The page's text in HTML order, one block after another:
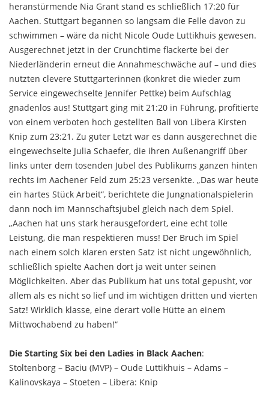
heranstürmende Nia Grant stand es schließlich 17:20 für
Aachen. Stuttgart begannen so langsam die Felle davon zu
schwimmen – wäre da nicht Nicole Oude Luttikhuis gewesen.
Ausgerechnet jetzt in der Crunchtime flackerte bei der
Niederländerin erneut die Annahmeschwäche auf – und dies
nutzten clevere Stuttgarterinnen (konkret die wieder zum
Service eingewechselte Jennifer Pettke) beim Aufschlag
gnadenlos aus! Stuttgart ging mit 21:20 in Führung, profitierte
von einem verboten hoch gestellten Ball von Libera Kirsten
Knip zum 23:21. Zu guter Letzt war es dann ausgerechnet die
eingewechselte Julia Schaefer, die ihren Außenangriff über
links unter dem tosenden Jubel des Publikums ganzen hinten
rechts im Aachener Feld zum 25:23 versenkte. „Das war heute
ein hartes Stück Arbeit“, berichtete die Jungnationalspielerin
dann noch im Mannschaftsjubel gleich nach dem Spiel.
„Aachen hat uns stark herausgefordert, eine echt tolle
Leistung, die man respektieren muss! Der Bruch im Spiel
nach einem solch klaren ersten Satz ist nicht ungewöhnlich,
schließlich spielte Aachen dort ja weit unter seinen
Möglichkeiten. Aber das Publikum hat uns total gepusht, vor
allem als es nicht so lief und im wichtigen dritten und vierten
Satz! Wirklich klasse, eine derart volle Hütte an einem
Mittwochabend zu haben!“
Die Starting Six bei den Ladies in Black Aachen:
Stoltenborg – Baciu (MVP) – Oude Luttikhuis – Adams –
Kalinovskaya – Stoeten – Libera: Knip